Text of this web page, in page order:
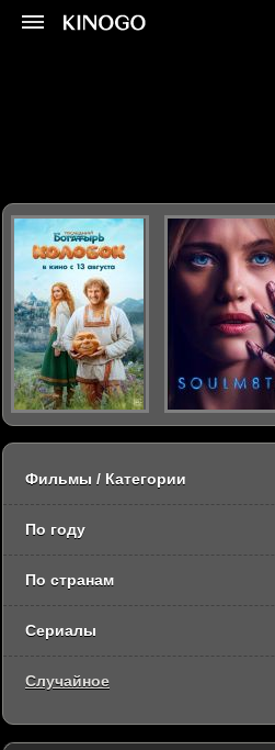
Фильмы / Категории
По году
По странам
Сериалы
Случайное